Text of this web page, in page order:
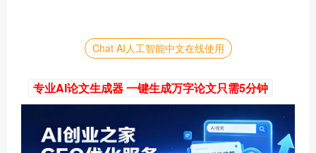
Chat AI人工智能中文在线使用
专业AI论文生成器 一键生成万字论文只需5分钟